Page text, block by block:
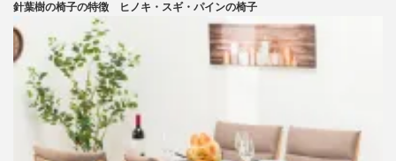
パイン
天童木工
針葉樹の椅子の特徴 ヒノキ・スギ・パインの椅子